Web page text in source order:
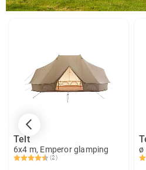
Telt
6x4 m, Emperor glamping
Karakter:
(2)
4.5 av 5 mulige
ø